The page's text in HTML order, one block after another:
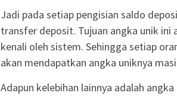
Jadi pada setiap pengisian saldo
transfer deposit. Tujuan angka unik ini
kenali oleh sistem. Sehingga setiap
akan mendapatkan angka uniknya
Adapun kelebihan lainnya adalah